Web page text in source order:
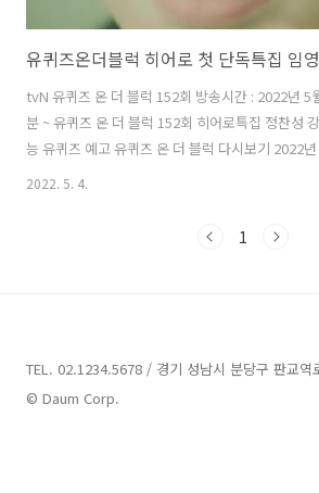
tvN 유퀴즈 온 더 블럭 152회 방송시간 : 2022년 5
분 ~ 유퀴즈 온 더 블럭 152회 히어로특집 정찬성
능 유퀴즈 예고 유퀴즈 온 더 블럭 다시보기 2022
30분 부터 방송되는 유퀴즈 온 더 블럭 152회 에선
인데, 특히나 5월 2일 IM HERO 란 단독 첫 앨범을
2022. 5. 4.
1
TEL. 02.1234.5678 / 경기 성남시 분당구 판교역
© Daum Corp.